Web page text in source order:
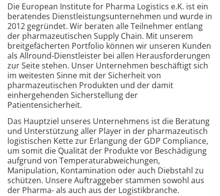
Die European Institute for Pharma Logistics e.K. ist ein
beratendes Dienstleistungsunternehmen und wurde in
2012 gegründet. Wir beraten alle Teilnehmer entlang
der pharmazeutischen Supply Chain. Mit unserem
breitgefächerten Portfolio können wir unseren Kunden
als Allround-Dienstleister bei allen Herausforderungen
zur Seite stehen. Unser Unternehmen beschäftigt sich
im weitesten Sinne mit der Sicherheit von
pharmazeutischen Produkten und der damit
einhergehenden Sicherstellung der
Patientensicherheit.
Das Hauptziel unseres Unternehmens ist die Beratung
und Unterstützung aller Player in der pharmazeutisch
logistischen Kette zur Erlangung der GDP Compliance,
um somit die Qualität der Produkte vor Beschädigung
aufgrund von Temperaturabweichungen,
Manipulation, Kontamination oder auch Diebstahl zu
schützen. Unsere Auftraggeber stammen sowohl aus
der Pharma- als auch aus der Logistikbranche.